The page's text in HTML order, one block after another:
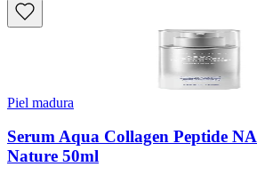
Piel madura
Serum Aqua Collagen Peptide
Nature 50ml